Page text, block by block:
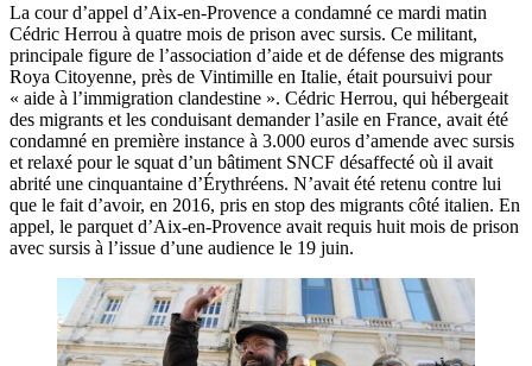
La cour d’appel d’Aix-en-Provence a condamné ce mardi matin
Cédric Herrou à quatre mois de prison avec sursis. Ce militant,
principale figure de l’association d’aide et de défense des migrants
Roya Citoyenne, près de Vintimille en Italie, était poursuivi pour
« aide à l’immigration clandestine ». Cédric Herrou, qui hébergeait
des migrants et les conduisant demander l’asile en France, avait été
condamné en première instance à 3.000 euros d’amende avec sursis
et relaxé pour le squat d’un bâtiment SNCF désaffecté où il avait
abrité une cinquantaine d’Érythréens. N’avait été retenu contre lui
que le fait d’avoir, en 2016, pris en stop des migrants côté italien. En
appel, le parquet d’Aix-en-Provence avait requis huit mois de prison
avec sursis à l’issue d’une audience le 19 juin.